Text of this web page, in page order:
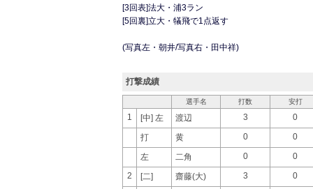
[3回表]法大・浦3ラン
[5回裏]立大・犠飛で1点返す
(写真左・朝井/写真右・田中祥)
打撃成績
選手名 打数 安打
1 [中] 左 渡辺 3 0
打 黄 0 0
左 二角 0
0
2
[二] 齋藤(大) 3
0